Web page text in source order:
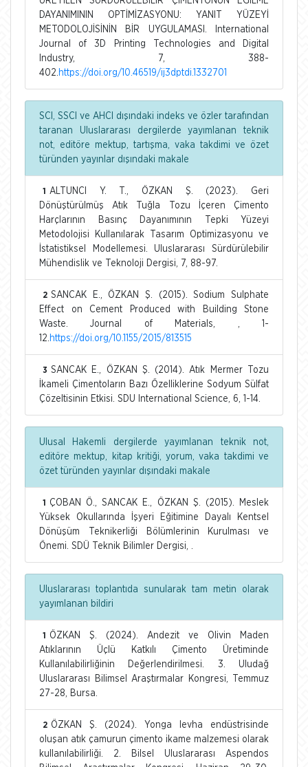
DAYANIMININ OPTİMİZASYONU: YANIT YÜZEYİ
METODOLOJİSİNİN BİR UYGULAMASI. International
Journal of 3D Printing Technologies and Digital
Industry, 7, 388-
402. https://doi.org/10.46519/ij3dptdi.1332701
SCI, SSCI ve AHCI dışındaki indeks ve özler tarafından
taranan Uluslararası dergilerde yayımlanan teknik
not, editöre mektup, tartışma, vaka takdimi ve özet
türünden yayınlar dışındaki makale
1
ALTUNCI Y. T., ÖZKAN Ş. (2023). Geri
Dönüştürülmüş Atık Tuğla Tozu İçeren Çimento
Harçlarının Basınç Dayanımının Tepki Yüzeyi
Metodolojisi Kullanılarak Tasarım Optimizasyonu ve
İstatistiksel Modellemesi. Uluslararası Sürdürülebilir
Mühendislik ve Teknoloji Dergisi, 7, 88-97.
2 SANCAK E., ÖZKAN Ş. (2015). Sodium Sulphate
Effect on Cement Produced with Building Stone
Waste. Journal of Materials, , 1-
12. https://doi.org/10.1155/2015/813515
3 SANCAK E., ÖZKAN Ş. (2014). Atık Mermer Tozu
İkameli Çimentoların Bazı Özelliklerine Sodyum Sülfat
Çözeltisinin Etkisi. SDU International Science, 6, 1-14.
Ulusal Hakemli dergilerde yayımlanan teknik not,
editöre mektup, kitap kritiği, yorum, vaka takdimi ve
özet türünden yayınlar dışındaki makale
1
ÇOBAN Ö., SANCAK E., ÖZKAN Ş. (2015). Meslek
Yüksek Okullarında İşyeri Eğitimine Dayalı Kentsel
Dönüşüm Teknikerliği Bölümlerinin Kurulması ve
Önemi. SDÜ Teknik Bilimler Dergisi, .
Uluslararası toplantıda sunularak tam metin olarak
yayımlanan bildiri
1
ÖZKAN Ş. (2024). Andezit ve Olivin Maden
Atıklarının Üçlü Katkılı Çimento Üretiminde
Kullanılabilirliğinin Değerlendirilmesi. 3. Uludağ
Uluslararası Bilimsel Araştırmalar Kongresi, Temmuz
27-28, Bursa.
2 ÖZKAN Ş. (2024). Yonga levha endüstrisinde
oluşan atık çamurun çimento ikame malzemesi olarak
kullanılabilirliği. 2. Bilsel Uluslararası Aspendos